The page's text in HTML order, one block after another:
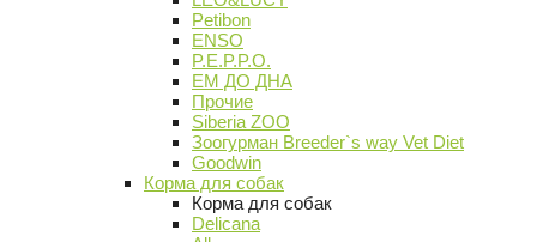
Petibon
ENSO
P.E.P.P.O.
ЕМ ДО ДНА
Прочие
Siberia ZOO
Зоогурман Breeder`s way Vet Diet
Goodwin
Корма для собак
Корма для собак
Delicana